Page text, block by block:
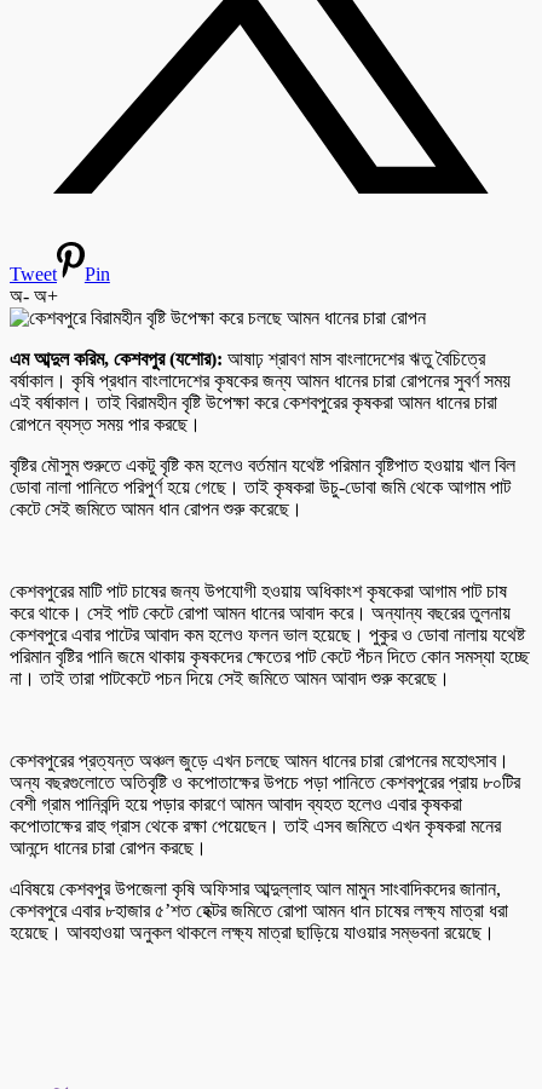
Tweet
Pin
অ- অ+
এম আব্দুল করিম, কেশবপুর (যশোর): আষাঢ় শ্রাবণ মাস বাংলাদেশের ঋতু বৈচিত্রে
বর্ষাকাল। কৃষি প্রধান বাংলাদেশের কৃষকের জন্য আমন ধানের চারা রোপনের সুবর্ণ সময়
এই বর্ষাকাল। তাই বিরামহীন বৃষ্টি উপেক্ষা করে কেশবপুরের কৃষকরা আমন ধানের চারা
রোপনে ব্যস্ত সময় পার করছে।
বৃষ্টির মৌসুম শুরুতে একটু বৃষ্টি কম হলেও বর্তমান যথেষ্ট পরিমান বৃষ্টিপাত হওয়ায় খাল বিল
ডোবা নালা পানিতে পরিপুর্ণ হয়ে গেছে। তাই কৃষকরা উচু-ডোবা জমি থেকে আগাম পাট
কেটে সেই জমিতে আমন ধান রোপন শুরু করেছে।
কেশবপুরের মাটি পাট চাষের জন্য উপযোগী হওয়ায় অধিকাংশ কৃষকেরা আগাম পাট চাষ
করে থাকে। সেই পাট কেটে রোপা আমন ধানের আবাদ করে। অন্যান্য বছরের তুলনায়
কেশবপুরে এবার পাটের আবাদ কম হলেও ফলন ভাল হয়েছে। পুকুর ও ডোবা নালায় যথেষ্ট
পরিমান বৃষ্টির পানি জমে থাকায় কৃষকদের ক্ষেতের পাট কেটে পঁচন দিতে কোন সমস্যা হচ্ছে
না। তাই তারা পাটকেটে পচন দিয়ে সেই জমিতে আমন আবাদ শুরু করেছে।
কেশবপুরের প্রত্যন্ত অঞ্চল জুড়ে এখন চলছে আমন ধানের চারা রোপনের মহোৎসাব।
অন্য বছরগুলোতে অতিবৃষ্টি ও কপোতাক্ষের উপচে পড়া পানিতে কেশবপুরের প্রায় ৮০টির
বেশী গ্রাম পানিবন্দি হয়ে পড়ার কারণে আমন আবাদ ব্যহত হলেও এবার কৃষকরা
কপোতাক্ষের রাহু গ্রাস থেকে রক্ষা পেয়েছেন। তাই এসব জমিতে এখন কৃষকরা মনের
আনন্দে ধানের চারা রোপন করছে।
এবিষয়ে কেশবপুর উপজেলা কৃষি অফিসার আব্দুল্লাহ আল মামুন সাংবাদিকদের জানান,
কেশবপুরে এবার ৮হাজার ৫’শত হেক্টর জমিতে রোপা আমন ধান চাষের লক্ষ্য মাত্রা ধরা
হয়েছে। আবহাওয়া অনুকল থাকলে লক্ষ্য মাত্রা ছাড়িয়ে যাওয়ার সম্ভবনা রয়েছে।